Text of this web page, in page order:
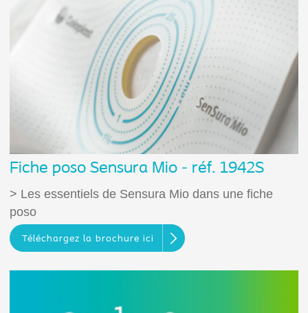
Fiche poso Sensura Mio - réf. 1942S
> Les essentiels de Sensura Mio dans une fiche
poso
Téléchargez la brochure ici